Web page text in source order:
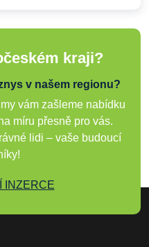
kraji?
v našem regionu?
vám zašleme nabídku
míru přesně pro vás.
lidi – vaše budoucí
INZERCE